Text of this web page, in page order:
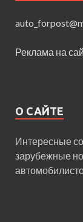
Реклама на
О САЙТЕ
Интересные
зарубежные